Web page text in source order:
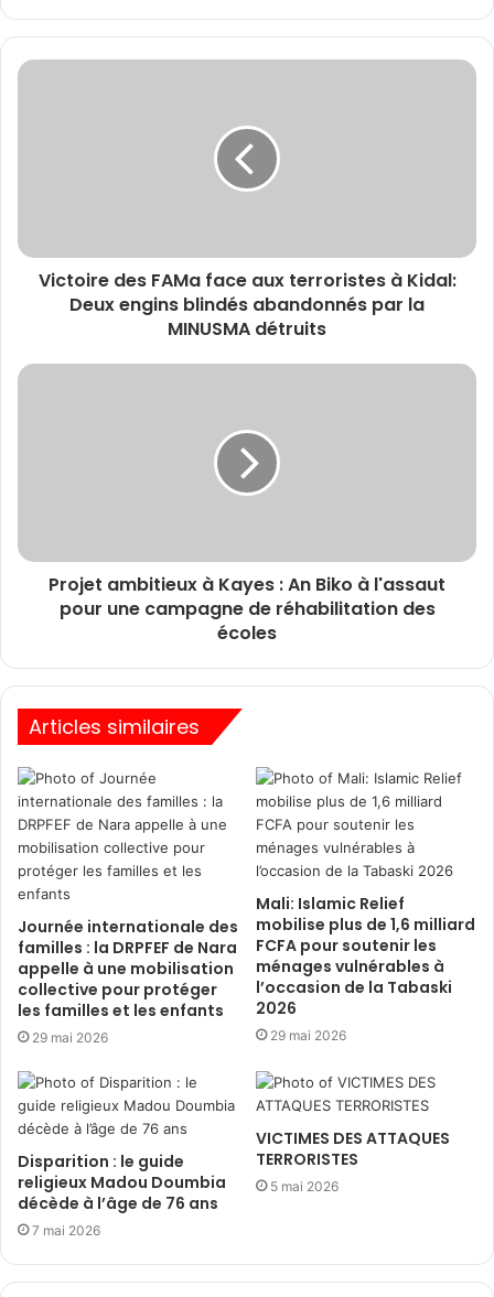
Victoire des FAMa face aux terroristes à Kidal:
Deux engins blindés abandonnés par la
MINUSMA détruits
Projet ambitieux à Kayes : An Biko à l'assaut
pour une campagne de réhabilitation des
écoles
Articles similaires
Journée internationale des
familles : la DRPFEF de Nara
appelle à une mobilisation
collective pour protéger
les familles et les enfants
29 mai 2026
Mali: Islamic Relief
mobilise plus de 1,6 milliard
FCFA pour soutenir les
ménages vulnérables à
l’occasion de la Tabaski
2026
29 mai 2026
Disparition : le guide
religieux Madou Doumbia
décède à l’âge de 76 ans
7 mai 2026
VICTIMES DES ATTAQUES
TERRORISTES
5 mai 2026